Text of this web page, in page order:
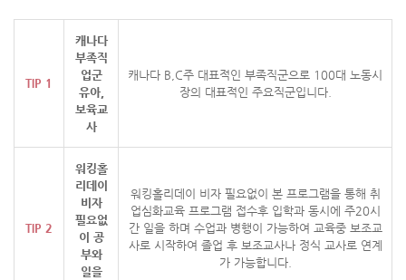
TIP 1
캐나다
부족직
업군
유아,
보육교
사
캐나다 B,C주 대표적인 부족직군으로 100대 노동시
장의 대표적인 주요직군입니다.
TIP 2
워킹홀
리데이
비자
필요없
이 공
부와
일을
워킹홀리데이 비자 필요없이 본 프로그램을 통해 취
업심화교육 프로그램 접수후 입학과 동시에 주20시
간 일을 하며 수업과 병행이 가능하여 교육중 보조교
사로 시작하여 졸업 후 보조교사나 정식 교사로 연계
가 가능합니다.